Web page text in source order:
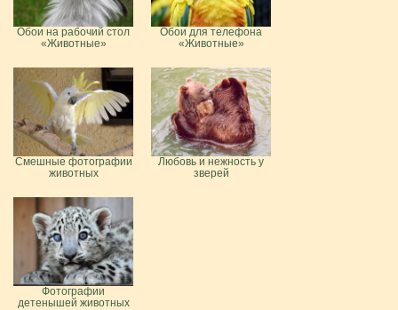
Обои на рабочий стол
«Животные»
Обои для телефона
«Животные»
Смешные фотографии
животных
Любовь и нежность у
зверей
Фотографии
детенышей животных